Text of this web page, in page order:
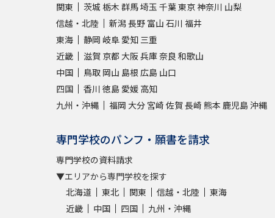
関東
茨城 栃木 群馬埼玉 千葉東京神奈川 山梨
信越・北陸
新潟長野 富山 石川 福井
東海
静岡 岐阜 愛知 三重
近畿
滋賀 京都 大阪兵庫奈良 和歌山
中国
鳥取 岡山 島根 広島 山口
四国
香川 徳島 愛媛 高知
九州・沖縄
福岡 大分 宮崎 佐賀 長崎 熊本 鹿児島沖縄
専門学校のパンフ・願書を請求
専門学校の資料請求
▼エリアから専門学校を探す
北海道
東北 関東 信越・北陸
東海
近畿
中国 四国 九州・沖縄